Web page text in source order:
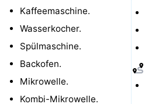
Mantelingen
Zoutelande
-
Walcherse
Dishoek
-
Kaffeemaschine.
Wasserkocher.
Spülmaschine.
Backofen.
Mikrowelle.
Kombi-Mikrowelle.